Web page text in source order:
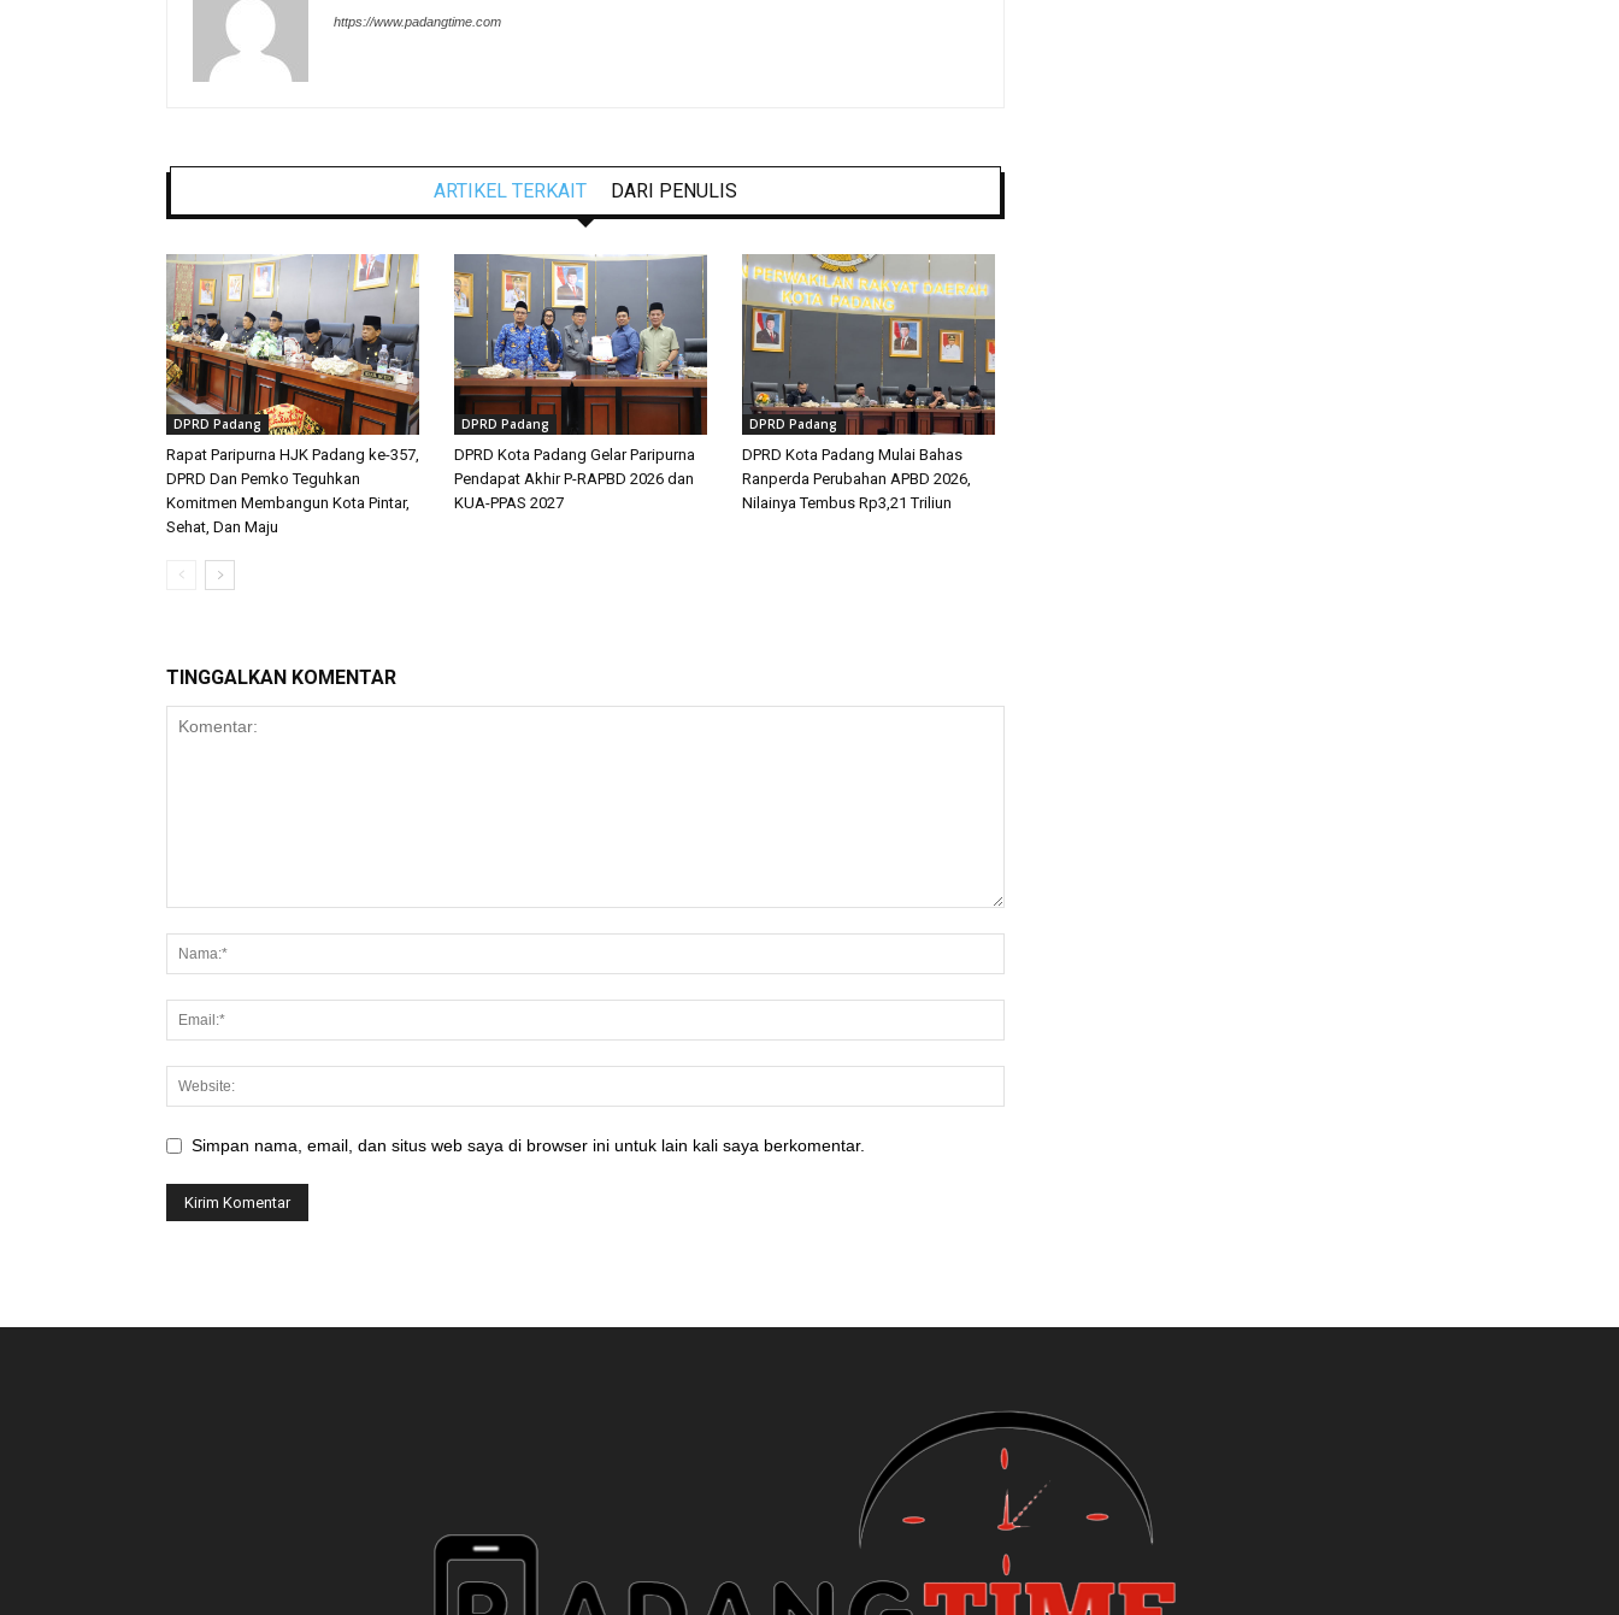
https://www.padangtime.com
ARTIKEL TERKAIT DARI PENULIS
DPRD Padang
Rapat Paripurna HJK Padang ke-357,
DPRD Dan Pemko Teguhkan
Komitmen Membangun Kota Pintar,
Sehat, Dan Maju
DPRD Padang
DPRD Kota Padang Gelar Paripurna
Pendapat Akhir P-RAPBD 2026 dan
KUA-PPAS 2027
DPRD Padang
DPRD Kota Padang Mulai Bahas
Ranperda Perubahan APBD 2026,
Nilainya Tembus Rp3,21 Triliun
TINGGALKAN KOMENTAR
Simpan nama, email, dan situs web saya di browser ini untuk lain kali saya berkomentar.